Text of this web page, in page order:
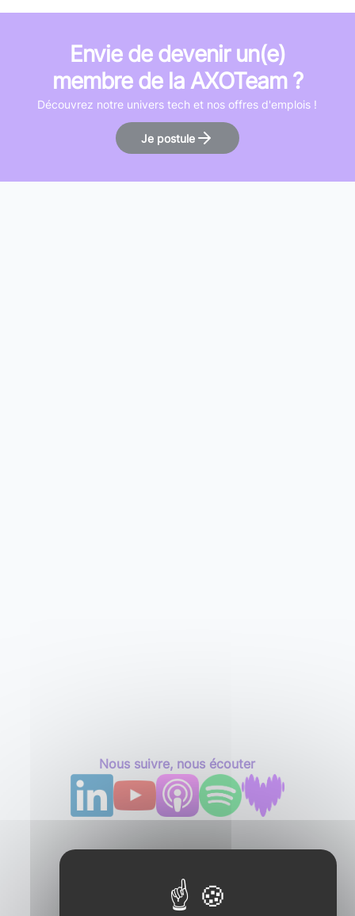
Envie de devenir un(e)
membre de la AXOTeam ?
Découvrez notre univers tech et nos offres d'emplois !
Je postule
Nous suivre, nous écouter